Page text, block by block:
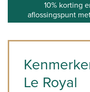
10% korting
aflossingspunt
Le Royal